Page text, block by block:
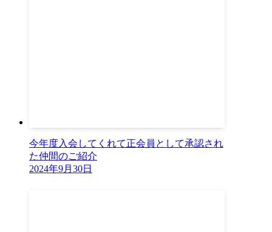
今年度入会してくれて正会員として承認され
た仲間のご紹介
2024年9月30日